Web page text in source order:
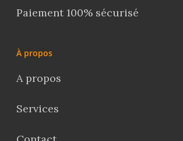
Paiement 100% sécurisé
À propos
A propos
Services